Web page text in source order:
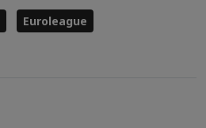
Euroleague